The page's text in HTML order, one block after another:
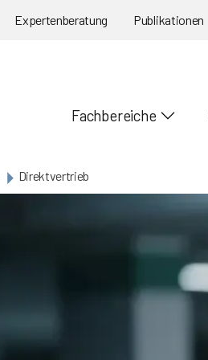
Expertenberatung Publikationen
Fachbereiche
Direktvertrieb